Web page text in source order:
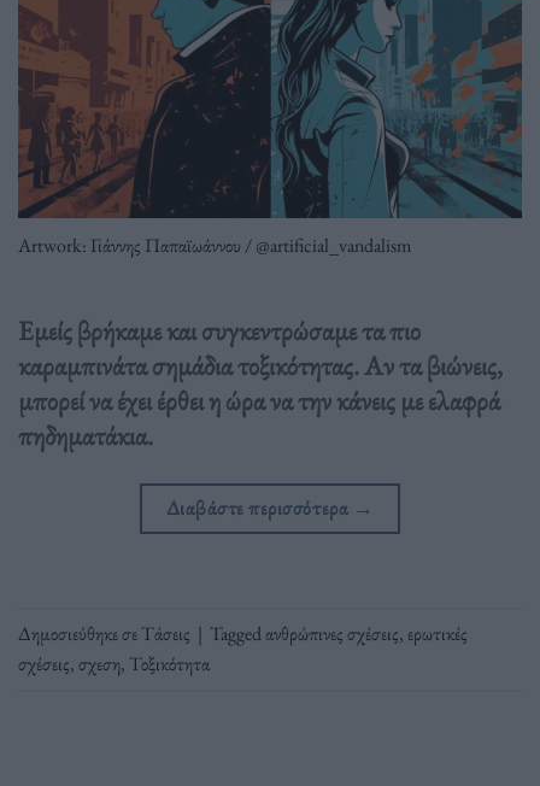
Artwork: Γιάννης Παπαϊωάννου / @artificial_vandalism
Εμείς βρήκαμε και συγκεντρώσαμε τα πιο
καραμπινάτα σημάδια τοξικότητας. Αν τα βιώνεις,
μπορεί να έχει έρθει η ώρα να την κάνεις με ελαφρά
πηδηματάκια.
Διαβάστε περισσότερα →
Δημοσιεύθηκε σεΤάσεις | Taggedανθρώπινες σχέσεις, ερωτικές
σχέσεις,σχεση, Τοξικότητα